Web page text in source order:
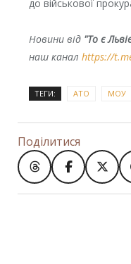
до військової
Новини від "То є
наш канал https://
ТЕГИ: АТО МОУ
Поділитися